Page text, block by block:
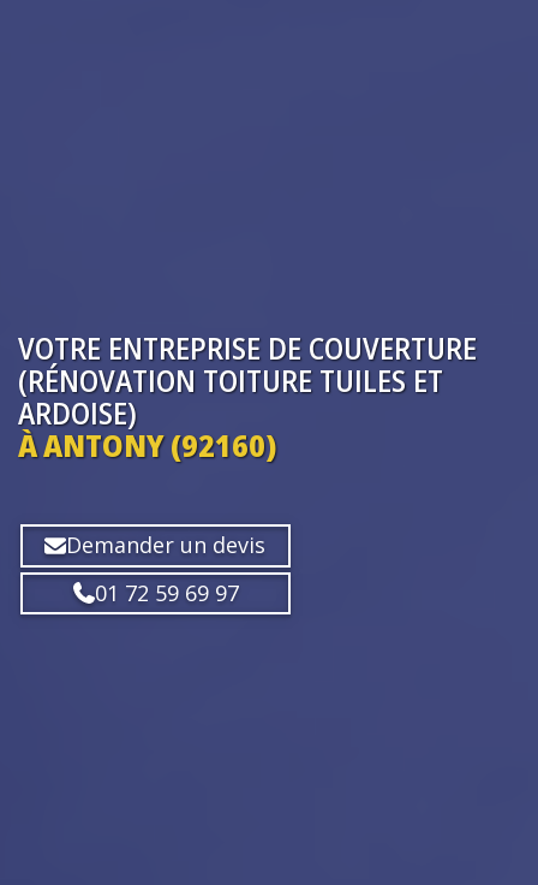
VOTRE ENTREPRISE DE COUVERTURE
(RÉNOVATION TOITURE TUILES ET
ARDOISE)
À ANTONY (92160)
Demander un devis
01 72 59 69 97